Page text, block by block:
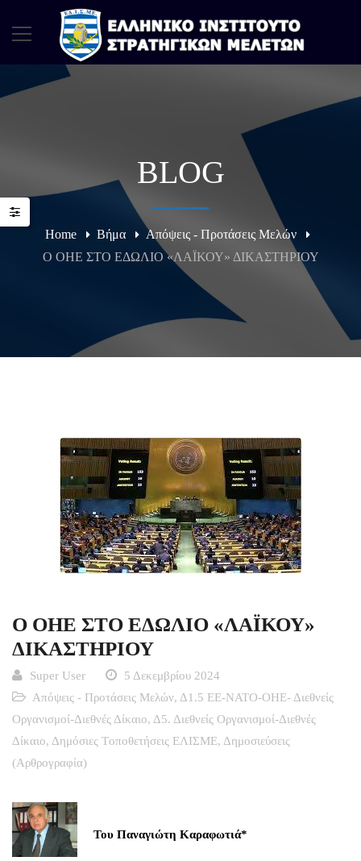
BLOG
Home Βήμα
Απόψεις - Προτάσεις Μελών
Ο ΟΗΕ ΣΤΟ ΕΔΩΛΙΟ «ΛΑΪΚΟΥ» ΔΙΚΑΣΤΗΡΙΟΥ
Ο ΟΗΕ ΣΤΟ ΕΔΩΛΙΟ «ΛΑΪΚΟΥ»
ΔΙΚΑΣΤΗΡΙΟΥ
Super User
5 Δεκεμβρίου 2024
Απόψεις - Προτάσεις Μελών, Δ1.5 ΕΕ-ΝΑΤΟ-ΟΗΕ- Διεθνείς
Οργανισμοί-Διεθνές Δίκαιο, Δ5. Διεθνείς Οργανισμοί-Διεθνές
Δίκαιο, Δημόσιες Tοποθετήσεις ΕΛΙΣΜΕ, Δημοσιεύσεις
(Αρθρογραφία)
Του Παναγιώτη Καραφωτιά*